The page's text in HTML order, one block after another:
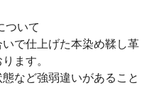
ついて
で仕上げた本染め鞣し革
ます。
など強弱違いがあること